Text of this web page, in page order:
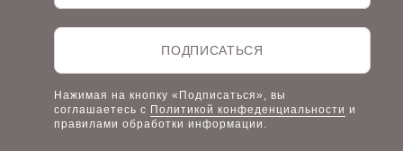
Наш розничный интернет-магазин
ПОДПИСАТЬСЯ
Нажимая на кнопку «Подписаться», вы
соглашаетесь с Политикой конфеденциальности и
правилами обработки информации.